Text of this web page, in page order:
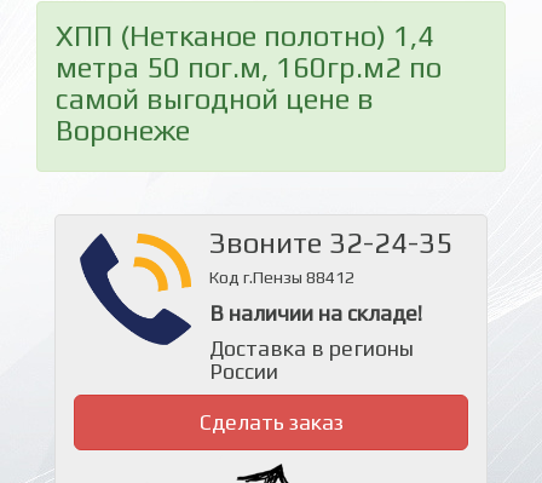
ХПП (Нетканое полотно) 1,4
метра 50 пог.м, 160гр.м2 по
самой выгодной цене в
Воронеже
Звоните 32-24-35
Код г.Пензы 88412
В наличии на складе!
Доставка в регионы
России
Сделать заказ